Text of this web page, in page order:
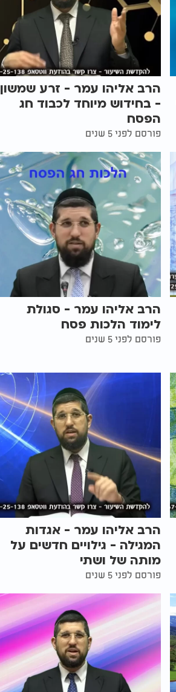
הרב אליהו עמר - זרע שמשון
- בחידוש מיוחד לכבוד חג
הפסח
פורסם לפני 5 שנים
הרב אליהו עמר - סגולת
לימוד הלכות פסח
פורסם לפני 5 שנים
הרב אליהו עמר - אגדות
המגילה - גילויים חדשים על
מותה של ושתי
פורסם לפני 5 שנים